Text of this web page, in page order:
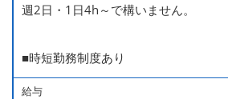
週2日・1日4h～で構いません。
■時短勤務制度あり
給与